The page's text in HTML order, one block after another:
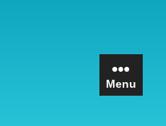
Menu